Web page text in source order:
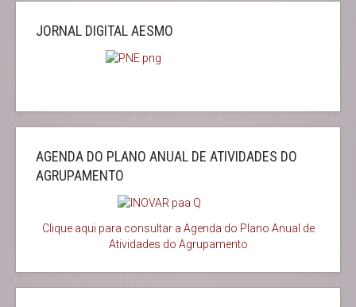
JORNAL DIGITAL AESMO
AGENDA DO PLANO ANUAL DE ATIVIDADES DO
AGRUPAMENTO
Clique aqui para consultar a Agenda do Plano Anual de
Atividades do Agrupamento